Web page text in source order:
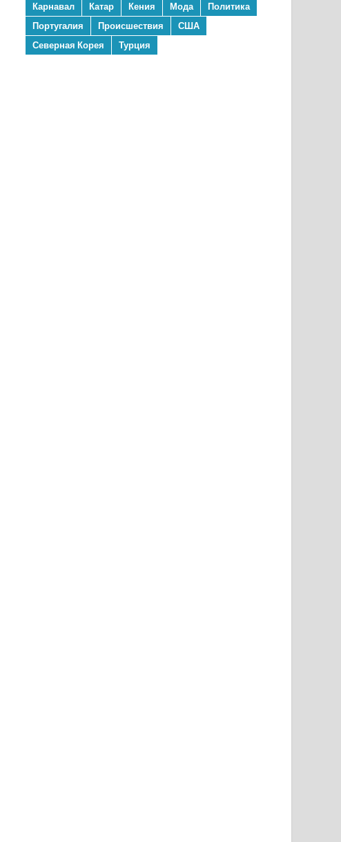
Карнавал
Катар Кения Мода
Политика
Португалия
Происшествия
США
Северная Корея
Турция